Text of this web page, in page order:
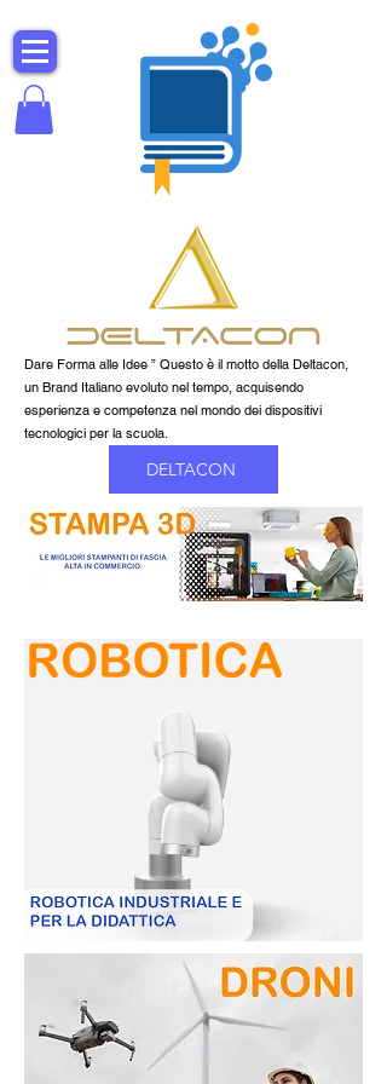
Dare Forma alle Idee ” Questo è il motto della Deltacon,
un Brand Italiano evoluto nel tempo, acquisendo
esperienza e competenza nel mondo dei dispositivi
tecnologici per la scuola.
DELTACON